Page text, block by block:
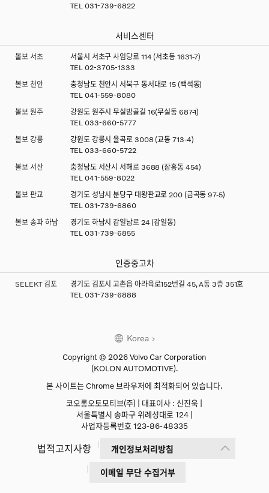
TEL 031-739-6822
서비스센터
볼보 서초
서울시 서초구 사임당로 114 (서초동 1631-7)
TEL 02-3705-1333
볼보 천안
충청남도 천안시 서북구 동서대로 15 (백석동)
TEL 041-559-8080
볼보 원주
강원도 원주시 무실밤골길 16(무실동 687-1)
TEL 033-660-5777
볼보 강릉
강원도 강릉시 율곡로 3008 (교동 713-4)
TEL 033-660-5722
볼보 서산
충청남도 서산시 서해로 3688 (잠홍동 454)
TEL 041-559-8022
볼보 판교
경기도 성남시 분당구 대왕판교로 200 (금곡동 97-5)
TEL 031-739-6860
볼보 송파 하남
경기도 하남시 감일남로 24 (감일동)
TEL 031-739-6855
인증중고차
SELEKT 김포
경기도 김포시 고촌읍 아라육로152번길 45, A동 3층 351호
TEL 031-739-6888
Korea
Copyright © 2026 Volvo Car Corporation
(KOLON AUTOMOTIVE).
본 사이트는 Chrome 브라우저에 최적화되어 있습니다.
코오롱오토모티브(주) | 대표이사 : 신진욱 |
서울특별시 송파구 위례성대로 124 |
사업자등록번호 123-86-48335
법적고지사항 개인정보처리방침
이메일 무단 수집거부